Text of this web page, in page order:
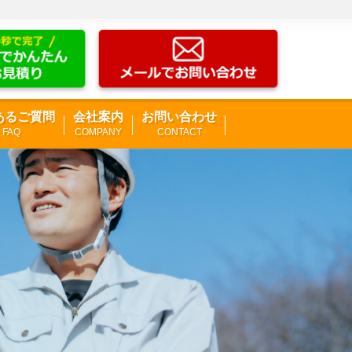
るご質問
FAQ
会社案内
COMPANY
お問い合わせ
CONTACT